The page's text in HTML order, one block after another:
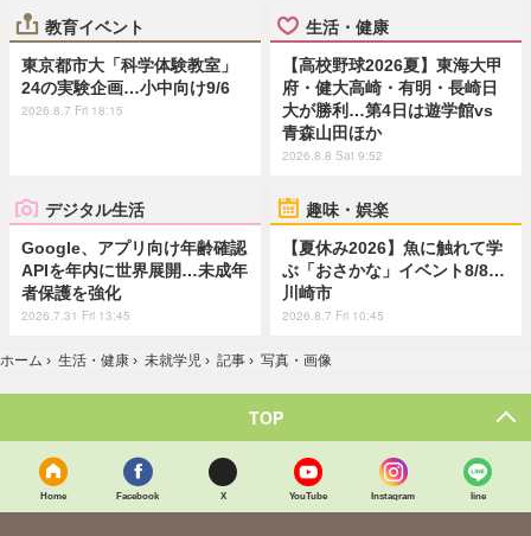
教育イベント
東京都市大「科学体験教室」
24の実験企画…小中向け9/6
2026.8.7 Fri 18:15
生活・健康
【高校野球2026夏】東海大甲
府・健大高崎・有明・長崎日
大が勝利…第4日は遊学館vs
青森山田ほか
2026.8.8 Sat 9:52
デジタル生活
Google、アプリ向け年齢確認
APIを年内に世界展開…未成年
者保護を強化
2026.7.31 Fri 13:45
趣味・娯楽
【夏休み2026】魚に触れて学
ぶ「おさかな」イベント8/8…
川崎市
2026.8.7 Fri 10:45
ホーム › 生活・健康 › 未就学児 › 記事 › 写真・画像
TOP
Home Facebook X YouTube Instagram line